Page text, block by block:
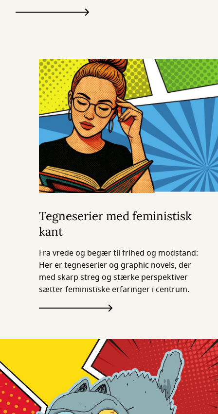
Tegneserier med feministisk
kant
Fra vrede og begær til frihed og modstand:
Her er tegneserier og graphic novels, der
med skarp streg og stærke perspektiver
sætter feministiske erfaringer i centrum.